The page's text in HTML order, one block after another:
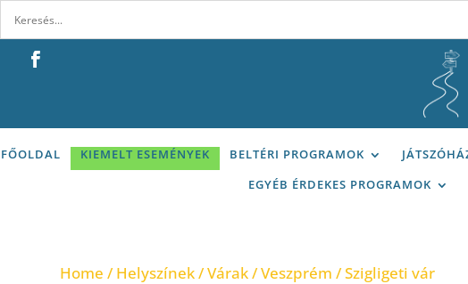
FŐOLDAL KIEMELT ESEMÉNYEK BELTÉRI PROGRAMOK
EGYÉB ÉRDEKES PROGRAMOK
Home /Helyszínek/Várak/Veszprém / Szigligeti vár